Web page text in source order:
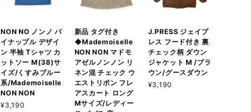
NON NO ノンノ パ
イナップル デザイ
ン 半袖 Tシャツ カ
ットソー M(38)サ
イズ/くすみブルー
系/Mademoiselle
NON NON
¥3,190
新品 タグ付き
◆Mademoiselle
NON NON マドモ
アゼルノンノン リ
ネン混 チェック ウ
エストリボン フレ
アスカート ロング
Mサイズ/レディー
J.PRESS ジェイプ
レス フード付き 裏
チェック柄 ダウン
ジャケット M /ブラ
ウン/グースダウン
¥3,190